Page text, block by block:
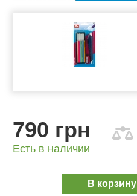
790 грн
Есть в наличии
В корзину